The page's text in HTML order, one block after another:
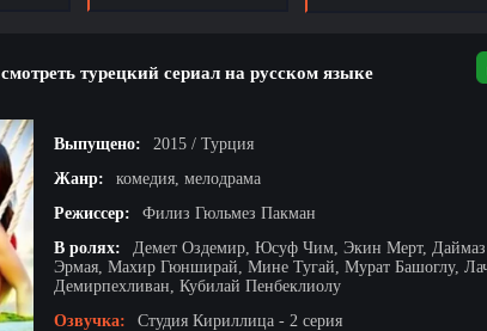
турецкий сериал на русском языке
Выпущено:
2015 / Турция
Жанр:
комедия, мелодрама
Режиссер:
Филиз Гюльмез Пакман
В ролях:
Демет Оздемир, Юсуф Чим, Экин Мерт,
Эрмая, Махир Гюнширай, Мине Тугай, Мурат Башоглу,
Демирпехливан, Кубилай Пенбеклиолу
Озвучка:
Студия Кириллица - 2 серия